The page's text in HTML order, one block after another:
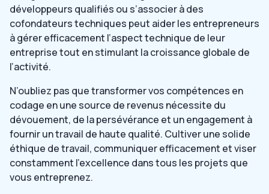
développeurs qualifiés ou s’associer à des
cofondateurs techniques peut aider les entrepreneurs
à gérer efficacement l’aspect technique de leur
entreprise tout en stimulant la croissance globale de
l’activité.
N’oubliez pas que transformer vos compétences en
codage en une source de revenus nécessite du
dévouement, de la persévérance et un engagement à
fournir un travail de haute qualité. Cultiver une solide
éthique de travail, communiquer efficacement et viser
constamment l’excellence dans tous les projets que
vous entreprenez.